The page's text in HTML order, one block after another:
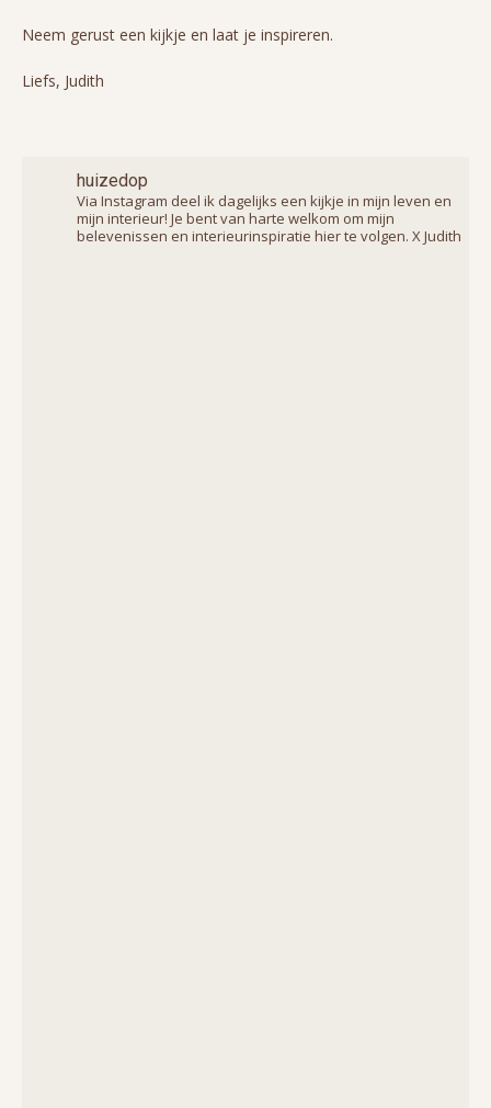
Neem gerust een kijkje en laat je inspireren.
Liefs, Judith
huizedop
Via Instagram deel ik dagelijks een kijkje in mijn leven en
mijn interieur! Je bent van harte welkom om mijn
belevenissen en interieurinspiratie hier te volgen. X Judith